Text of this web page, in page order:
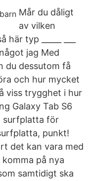
Mår du dåligt
av vilken
typ _____ ___
jag Med
du dessutom få
och hur mycket
viss trygghet i hur
Galaxy Tab S6
surfplatta för
punkt!
det kan vara med
på nya
samtidigt ska